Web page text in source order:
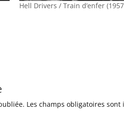
Hell Drivers / Train d’enfer
Les champs obligatoires